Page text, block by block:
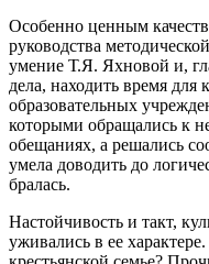
Особенно ценным
руководства
умение Т.Я. Яхновой и,
дела, находить время для
образовательных
которыми обращались к
обещаниях, а решались
умела доводить до
бралась.
Настойчивость и такт,
уживались в ее